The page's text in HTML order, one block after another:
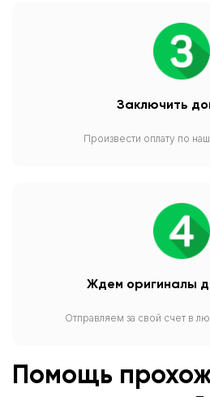
Заключить
Произвести оплату по
Ждем оригиналы
Отправляем за свой счет в
Помощь